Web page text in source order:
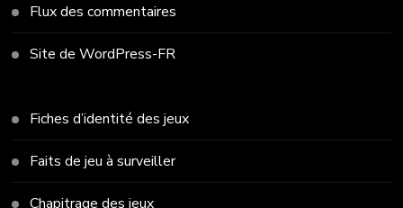
Flux des commentaires
Site de WordPress-FR
Fiches d’identité des jeux
Faits de jeu à surveiller
Chapitrage des jeux